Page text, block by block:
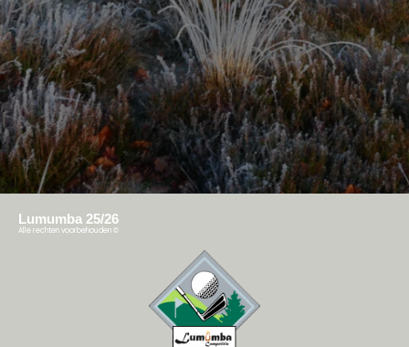
Lumumba 25/26
Alle rechten voorbehouden ©